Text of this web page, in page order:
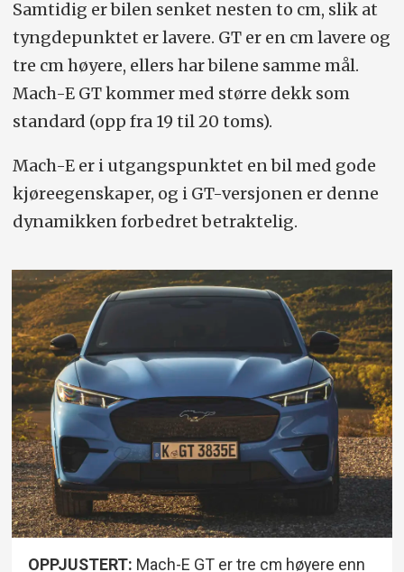
Samtidig er bilen senket nesten to cm, slik at
tyngdepunktet er lavere. GT er en cm lavere og
tre cm høyere, ellers har bilene samme mål.
Mach-E GT kommer med større dekk som
standard (opp fra 19 til 20 toms).
Mach-E er i utgangspunktet en bil med gode
kjøreegenskaper, og i GT-versjonen er denne
dynamikken forbedret betraktelig.
OPPJUSTERT: Mach-E GT er tre cm høyere enn